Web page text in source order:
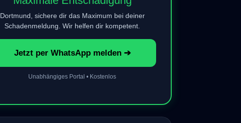
Dortmund, sichere dir das Maximum bei deiner
Schadenmeldung. Wir helfen dir kompetent.
Jetzt per WhatsApp melden ➔
Unabhängiges Portal • Kostenlos